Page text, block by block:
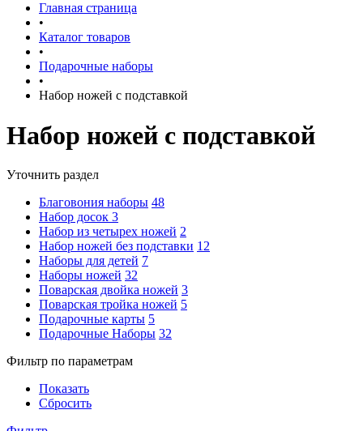
Главная страница
•
Каталог товаров
•
Подарочные наборы
•
Набор ножей с подставкой
Набор ножей с подставкой
Уточнить раздел
Благовония наборы 48
Набор досок 3
Набор из четырех ножей 2
Набор ножей без подставки 12
Наборы для детей 7
Наборы ножей 32
Поварская двойка ножей 3
Поварская тройка ножей 5
Подарочные карты 5
Подарочные Наборы 32
Фильтр по параметрам
Показать
Сбросить